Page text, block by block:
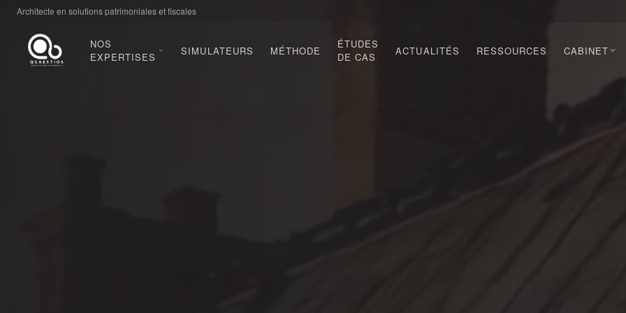
Architecte en solutions patrimoniales et fiscales
NOS
EXPERTISES
SIMULATEURS MÉTHODE
ÉTUDES
DE CAS
ACTUALITÉS RESSOURCES CABINET